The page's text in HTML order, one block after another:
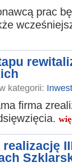
prac
kategorii:
firma